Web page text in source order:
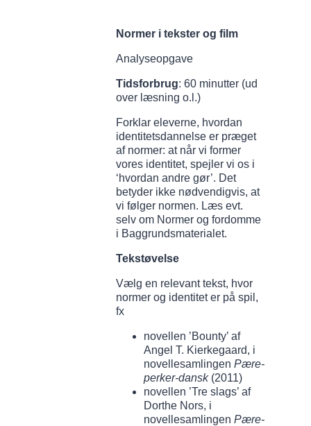
Normer i tekster og film
Analyseopgave
Tidsforbrug: 60 minutter (ud
over læsning o.l.)
Forklar eleverne, hvordan
identitetsdannelse er præget
af normer: at når vi former
vores identitet, spejler vi os i
‘hvordan andre gør’. Det
betyder ikke nødvendigvis, at
vi følger normen. Læs evt.
selv om Normer og fordomme
i Baggrundsmaterialet.
Tekstøvelse
Vælg en relevant tekst, hvor
normer og identitet er på spil,
fx
novellen ’Bounty’ af
Angel T. Kierkegaard, i
novellesamlingen Pære-
perker-dansk (2011)
novellen ’Tre slags’ af
Dorthe Nors, i
novellesamlingen Pære-